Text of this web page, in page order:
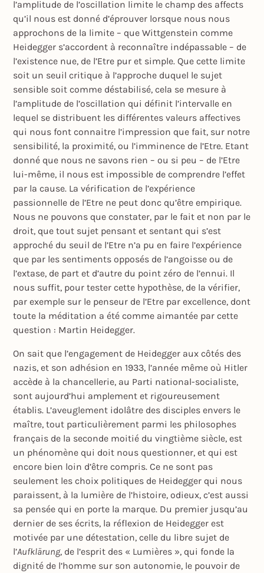
l’amplitude de l’oscillation limite le champ des affects
qu’il nous est donné d’éprouver lorsque nous nous
approchons de la limite – que Wittgenstein comme
Heidegger s’accordent à reconnaître indépassable – de
l’existence nue, de l’Etre pur et simple. Que cette limite
soit un seuil critique à l’approche duquel le sujet
sensible soit comme déstabilisé, cela se mesure à
l’amplitude de l’oscillation qui définit l’intervalle en
lequel se distribuent les différentes valeurs affectives
qui nous font connaitre l’impression que fait, sur notre
sensibilité, la proximité, ou l’imminence de l’Etre. Etant
donné que nous ne savons rien – ou si peu – de l’Etre
lui-même, il nous est impossible de comprendre l’effet
par la cause. La vérification de l’expérience
passionnelle de l’Etre ne peut donc qu’être empirique.
Nous ne pouvons que constater, par le fait et non par le
droit, que tout sujet pensant et sentant qui s’est
approché du seuil de l’Etre n’a pu en faire l’expérience
que par les sentiments opposés de l’angoisse ou de
l’extase, de part et d’autre du point zéro de l’ennui. Il
nous suffit, pour tester cette hypothèse, de la vérifier,
par exemple sur le penseur de l’Etre par excellence, dont
toute la méditation a été comme aimantée par cette
question : Martin Heidegger.
On sait que l’engagement de Heidegger aux côtés des
nazis, et son adhésion en 1933, l’année même où Hitler
accède à la chancellerie, au Parti national-socialiste,
sont aujourd’hui amplement et rigoureusement
établis. L’aveuglement idolâtre des disciples envers le
maître, tout particulièrement parmi les philosophes
français de la seconde moitié du vingtième siècle, est
un phénomène qui doit nous questionner, et qui est
encore bien loin d’être compris. Ce ne sont pas
seulement les choix politiques de Heidegger qui nous
paraissent, à la lumière de l’histoire, odieux, c’est aussi
sa pensée qui en porte la marque. Du premier jusqu’au
dernier de ses écrits, la réflexion de Heidegger est
motivée par une détestation, celle du libre sujet de
l’Aufklärung, de l’esprit des « Lumières », qui fonde la
dignité de l’homme sur son autonomie, le pouvoir de